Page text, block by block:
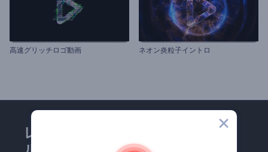
高速グリッチロゴ動画 ネオン炎粒子イントロ
レンダーフォレストのメー